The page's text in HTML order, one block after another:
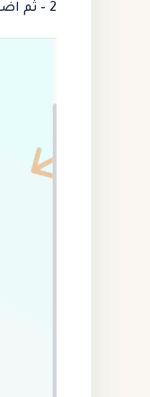
2 – ثم اضغط على زر ابحث عن الكود.